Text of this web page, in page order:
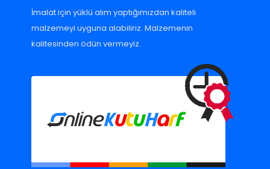
İmalat için yüklü alım yaptığımızdan kaliteli
malzemeyi uyguna alabiliriz. Malzemenin
kalitesinden ödün vermeyiz.